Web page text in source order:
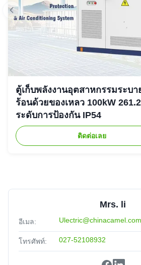
ตู้เก็บพลังงานอุตสาหกรรมระบา
ร้อนด้วยของเหลว 100kW
ระดับการป้องกัน IP54
ติดต่อเลย
Mrs. li
อีเมล: Ulectric@chinacamel.com
โทรศัพท์: 027-52108932